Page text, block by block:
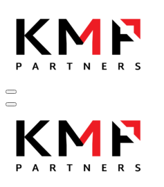
content
Fintech สำหรับวงการรับเหมาก่
กับเรา เพราะโอกาสรอไม่ได้